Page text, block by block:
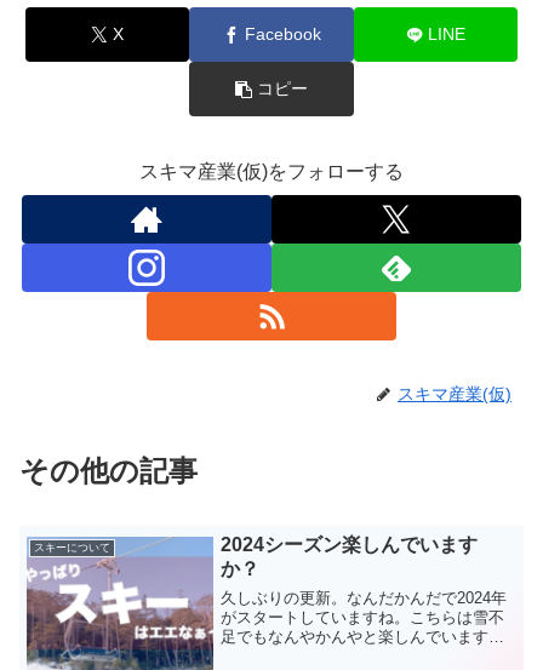
X Facebook LINE
コピー
スキマ産業(仮)をフォローする
スキマ産業(仮)
その他の記事
スキーについて
2024シーズン楽しんでいます
か？
久しぶりの更新。なんだかんだで2024年
がスタートしていますね。こちらは雪不
足でもなんやかんやと楽しんでいます。